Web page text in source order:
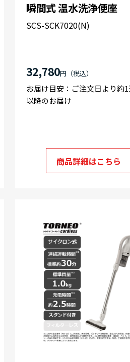
瞬間式 温水洗浄便座
SCS-SCK7020(N)
32,780円
お届け目安：ご注文日より約
以降のお届け
商品詳細はこちら